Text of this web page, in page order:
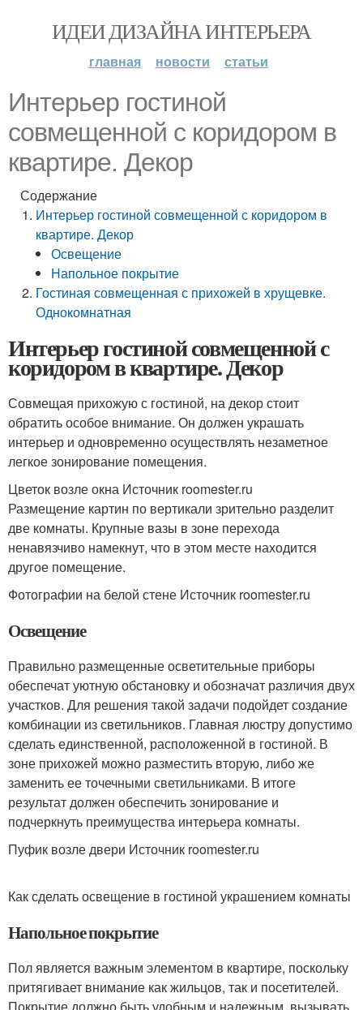
ИДЕИ ДИЗАЙНА ИНТЕРЬЕРА
главная новости статьи
Интерьер гостиной
совмещенной с коридором в
квартире. Декор
Содержание
Интерьер гостиной совмещенной с коридором в
квартире. Декор
Освещение
Напольное покрытие
Гостиная совмещенная с прихожей в хрущевке.
Однокомнатная
Интерьер гостиной совмещенной с
коридором в квартире. Декор
Совмещая прихожую с гостиной, на декор стоит
обратить особое внимание. Он должен украшать
интерьер и одновременно осуществлять незаметное
легкое зонирование помещения.
Цветок возле окна Источник roomester.ru
Размещение картин по вертикали зрительно разделит
две комнаты. Крупные вазы в зоне перехода
ненавязчиво намекнут, что в этом месте находится
другое помещение.
Фотографии на белой стене Источник roomester.ru
Освещение
Правильно размещенные осветительные приборы
обеспечат уютную обстановку и обозначат различия двух
участков. Для решения такой задачи подойдет создание
комбинации из светильников. Главная люстру допустимо
сделать единственной, расположенной в гостиной. В
зоне прихожей можно разместить вторую, либо же
заменить ее точечными светильниками. В итоге
результат должен обеспечить зонирование и
подчеркнуть преимущества интерьера комнаты.
Пуфик возле двери Источник roomester.ru
Как сделать освещение в гостиной украшением комнаты
Напольное покрытие
Пол является важным элементом в квартире, поскольку
притягивает внимание как жильцов, так и посетителей.